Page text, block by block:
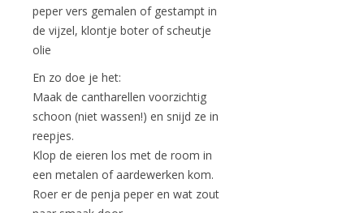
peper vers gemalen of gestampt in
de vijzel, klontje boter of scheutje
olie
En zo doe je het:
Maak de cantharellen voorzichtig
schoon (niet wassen!) en snijd ze in
reepjes.
Klop de eieren los met de room in
een metalen of aardewerken kom.
Roer er de penja peper en wat zout